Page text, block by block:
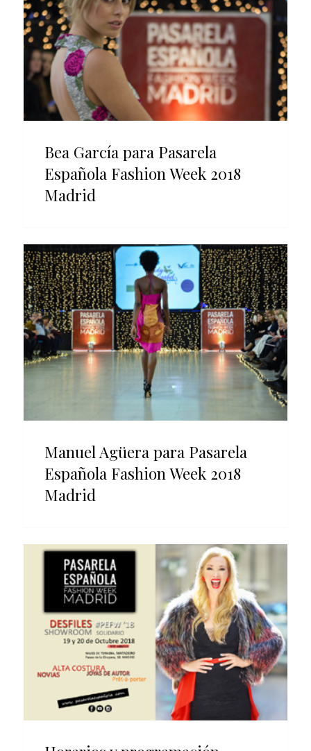
Bea García para Pasarela
Española Fashion Week 2018
Madrid
Manuel Agüera para Pasarela
Española Fashion Week 2018
Madrid